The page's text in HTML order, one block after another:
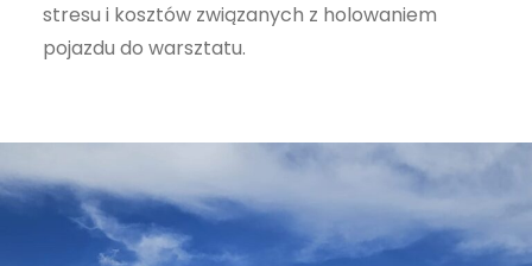
stresu i kosztów związanych z holowaniem
pojazdu do warsztatu.